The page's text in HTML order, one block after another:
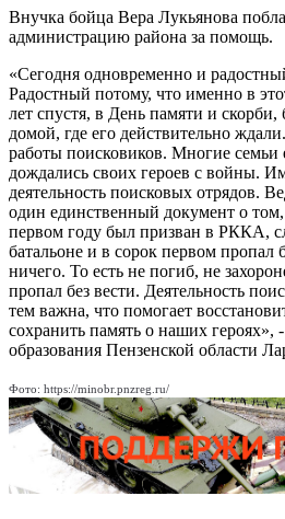
Внучка бойца Вера Лукьянова
администрацию района за помощь.
«Сегодня одновременно и
Радостный потому, что именно в
лет спустя, в День памяти и скорби,
домой, где его действительно
работы поисковиков. Многие семьи
дождались своих героев с войны.
деятельность поисковых отрядов.
один единственный документ о том,
первом году был призван в РККА,
батальоне и в сорок первом пропал
ничего. То есть не погиб, не
пропал без вести. Деятельность
тем важна, что помогает
сохранить память о наших
образования Пензенской области
Фото: https://minobr.pnzreg.ru/